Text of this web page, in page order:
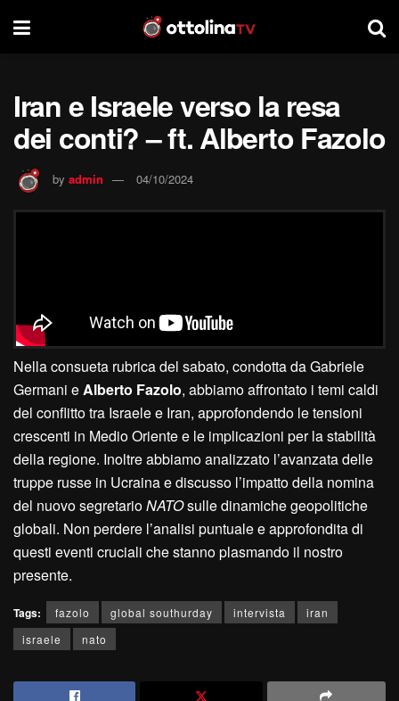
Iran e Israele verso la resa
dei conti? – ft. Alberto Fazolo
by admin 04/10/2024
Nella consueta rubrica del sabato, condotta da Gabriele
Germani eAlberto Fazolo, abbiamo affrontato i temi caldi
del conflitto tra Israele e Iran, approfondendo le tensioni
crescenti in Medio Oriente e le implicazioni per la stabilità
della regione. Inoltre abbiamo analizzato l’avanzata delle
truppe russe in Ucraina e discusso l’impatto della nomina
del nuovo segretarioNATOsulle dinamiche geopolitiche
globali. Non perdere l’analisi puntuale e approfondita di
questi eventi cruciali che stanno plasmando il nostro
presente.
Tags: fazolo global southurday intervista
iran
israele
nato